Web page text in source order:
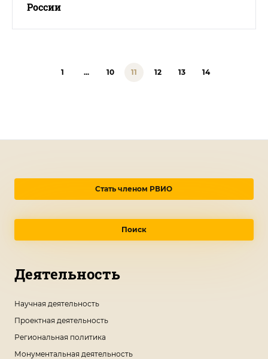
России
1 ... 10 11 12 13 14
Стать членом РВИО
Поиск
Деятельность
Научная деятельность
Проектная деятельность
Региональная политика
Монументальная деятельность